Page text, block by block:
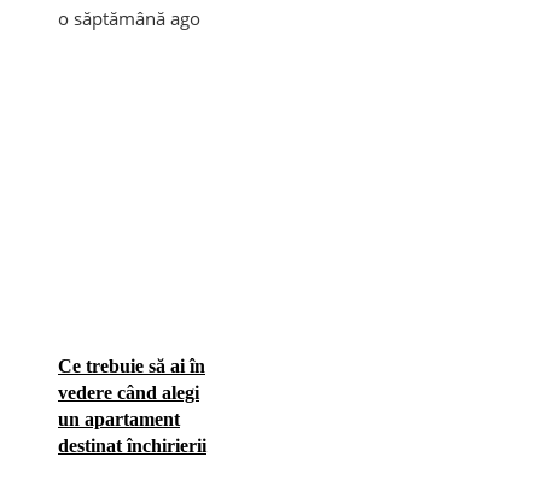
o săptămână ago
Ce trebuie să ai în
vedere când alegi
un apartament
destinat închirierii